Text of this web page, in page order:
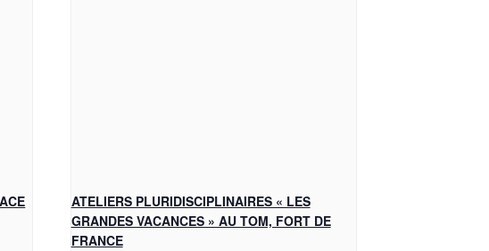
ATELIERS PLURIDISCIPLINAIRES « LES
GRANDES VACANCES » AU TOM, FORT DE
FRANCE